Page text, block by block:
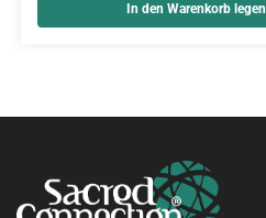
In den Warenkorb legen